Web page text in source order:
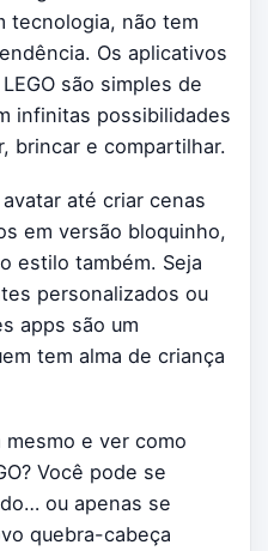
tecnologia, não tem
Os aplicativos
são simples de
infinitas possibilidades
brincar e compartilhar.
até criar cenas
em versão bloquinho,
estilo também. Seja
personalizados ou
apps são um
tem alma de criança
e ver como
Você pode se
ou apenas se
quebra-cabeça